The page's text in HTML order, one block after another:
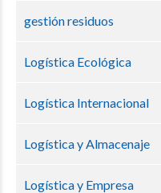
gestión residuos
Logística Ecológica
Logística Internacional
Logística y Almacenaje
Logística y Empresa